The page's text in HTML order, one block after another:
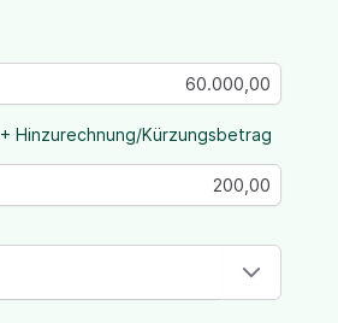
+ Hinzurechnung/Kürzungsbetrag